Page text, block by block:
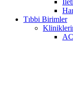
Tıbbi Birimler